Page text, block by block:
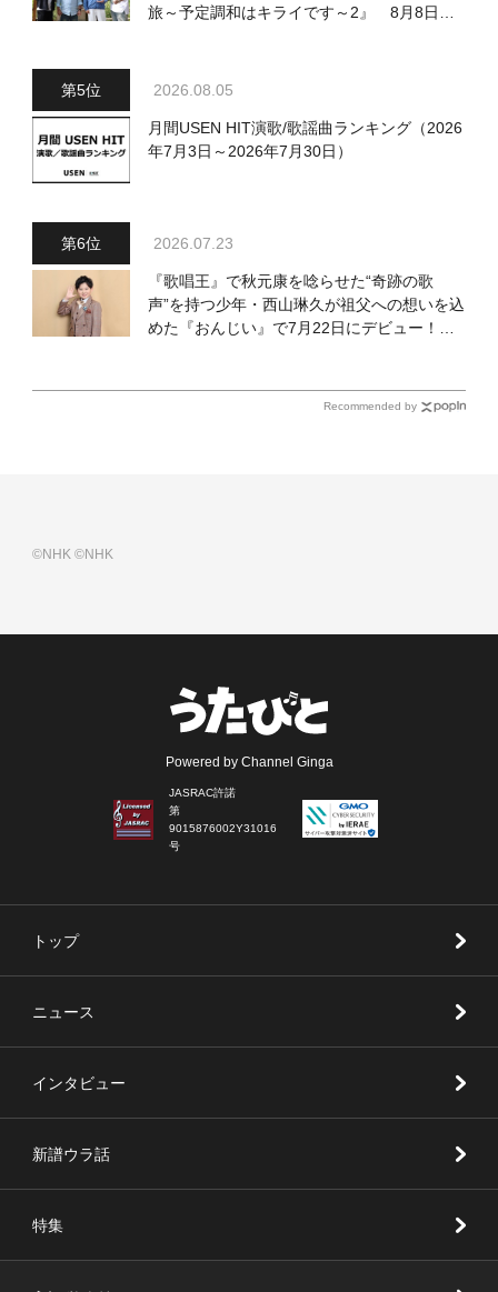
旅～予定調和はキライです～2』 8月8日
2026.08.05
月間USEN HIT演歌/歌謡曲ランキング（2026
年7月3日～2026年7月30日）
2026.07.23
『歌唱王』で秋元康を唸らせた“奇跡の歌
声”を持つ少年・西山琳久が祖父への想いを込
めた『おんじい』で7月22日にデビュー！
Recommended by
©NHK©NHK
Powered by Channel Ginga
JASRAC許諾
第
9015876002Y31016
号
トップ
ニュース
インタビュー
新譜ウラ話
特集